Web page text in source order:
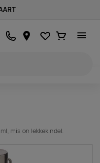
Lemmikud
Ostukorv
mis on lekkekindel.